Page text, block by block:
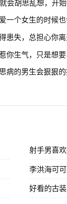
胡思乱想，开始
个女生的时候也
失，总担心你离
生气，只是想要
的男生会狠狠
射手男喜
李洪海可